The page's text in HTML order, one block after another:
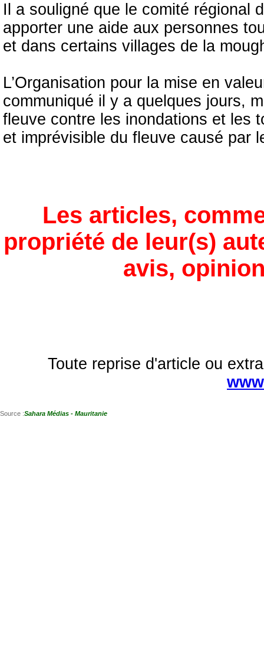
Il a souligné que le comité régional
apporter une aide aux personnes
et dans certains villages de la
L’Organisation pour la mise en
communiqué il y a quelques jours,
fleuve contre les inondations et les
et imprévisible du fleuve causé par
Les articles,
propriété de leur(s)
avis,
Toute reprise d'article ou
Source :Sahara Médias - Mauritanie